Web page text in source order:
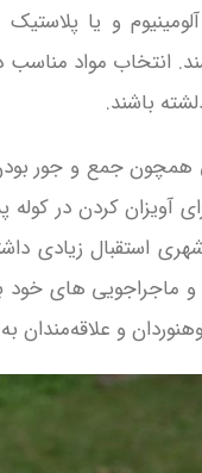
و یا
مواد مناسب
باشند.
همچون جمع‌ و جور
آویزان کردن در
استقبال زیادی
ماجراجویی‌ های خود
و علاقه‌مندان